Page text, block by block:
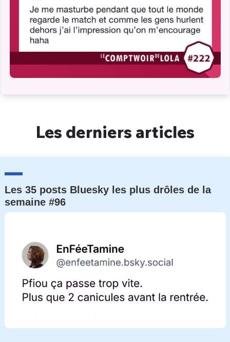
Les derniers articles
Les 35 posts Bluesky les plus drôles de la
semaine #96